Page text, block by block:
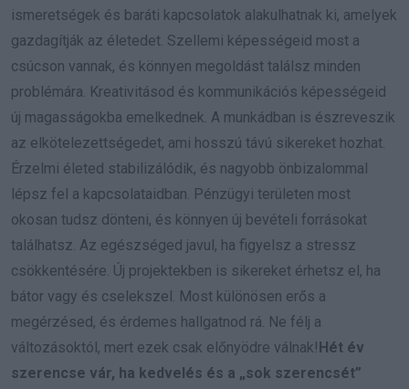
ismeretségek és baráti kapcsolatok alakulhatnak ki, amelyek
gazdagítják az életedet. Szellemi képességeid most a
csúcson vannak, és könnyen megoldást találsz minden
problémára. Kreativitásod és kommunikációs képességeid
új magasságokba emelkednek. A munkádban is észreveszik
az elkötelezettségedet, ami hosszú távú sikereket hozhat.
Érzelmi életed stabilizálódik, és nagyobb önbizalommal
lépsz fel a kapcsolataidban. Pénzügyi területen most
okosan tudsz dönteni, és könnyen új bevételi forrásokat
találhatsz. Az egészséged javul, ha figyelsz a stressz
csökkentésére. Új projektekben is sikereket érhetsz el, ha
bátor vagy és cselekszel. Most különösen erős a
megérzésed, és érdemes hallgatnod rá. Ne félj a
változásoktól, mert ezek csak előnyödre válnak! Hét év
szerencse vár, ha kedvelés és a „sok szerencsét”